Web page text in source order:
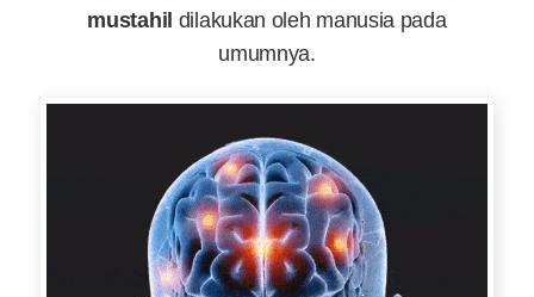
mustahil dilakukan oleh manusia pada
umumnya.